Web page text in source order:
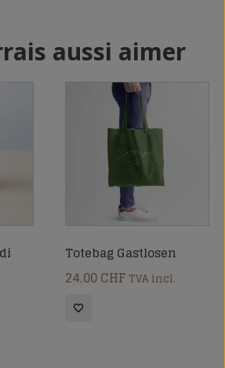
aussi aimer
Totebag Gastlosen
24.00CHF TVA incl.